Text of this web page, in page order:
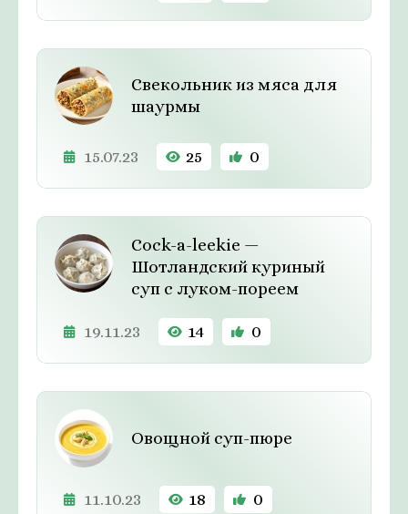
Свекольник из мяса для
шаурмы
15.07.23 25 0
Cock-a-leekie —
Шотландский куриный
суп с луком-пореем
19.11.23 14 0
Овощной суп-пюре
11.10.23 18 0